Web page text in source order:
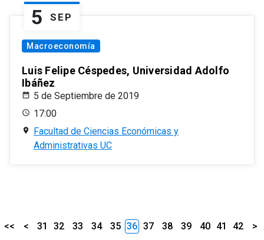
5 SEP
Macroeconomía
Luis Felipe Céspedes, Universidad Adolfo
Ibáñez
5 de Septiembre de 2019
17:00
Facultad de Ciencias Económicas y
Administrativas UC
<< < 31 32 33 34 35 36 37 38 39 40 41 42 >